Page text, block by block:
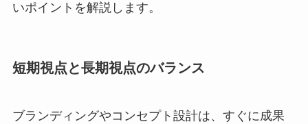
いポイントを解説します。
短期視点と長期視点のバランス
ブランディングやコンセプト設計は、すぐに成果